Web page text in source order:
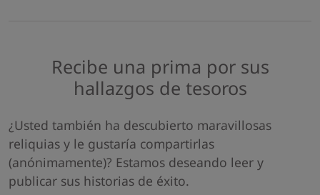
Recibe una prima por sus
hallazgos de tesoros
¿Usted también ha descubierto maravillosas
reliquias y le gustaría compartirlas
(anónimamente)? Estamos deseando leer y
publicar sus historias de éxito.